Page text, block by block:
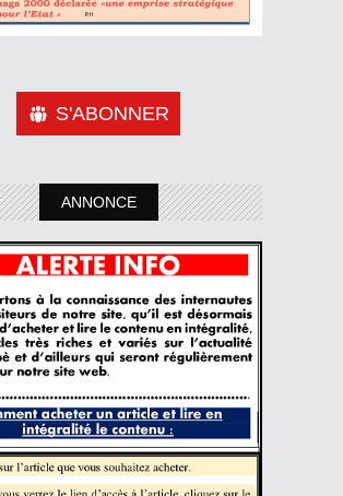
S'ABONNER
ANNONCE